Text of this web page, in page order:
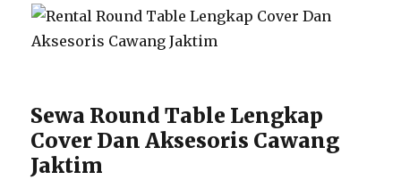
Sewa Round Table Lengkap
Cover Dan Aksesoris Cawang
Jaktim